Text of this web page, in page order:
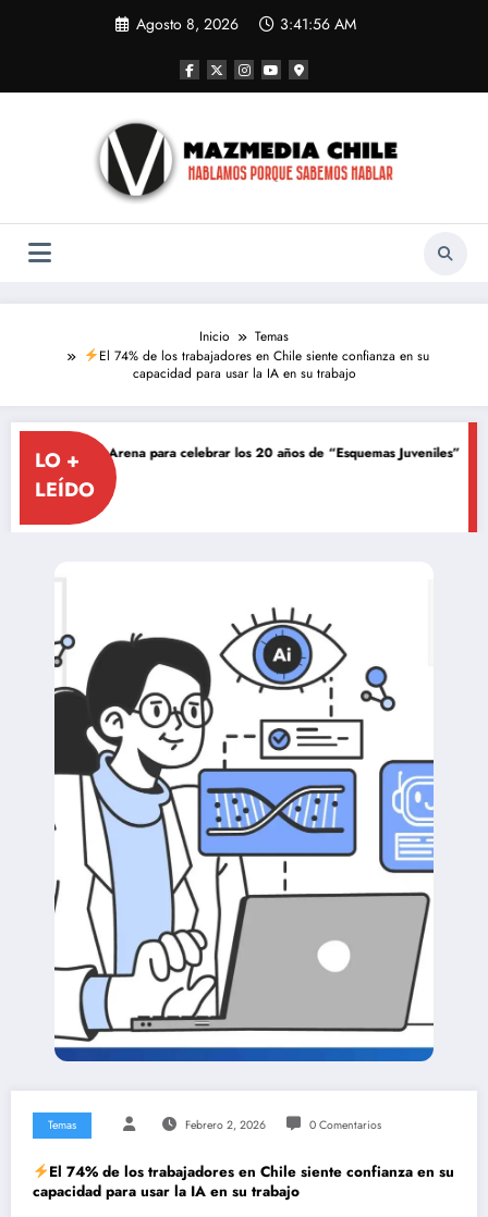
Agosto 8, 2026 3:41:57 AM
Inicio
Temas
El 74% de los trabajadores en Chile siente confianza en su
capacidad para usar la IA en su trabajo
LO +
LEÍDO
Arena para celebrar los 20 años de “Esquemas Juveniles” ¡La
Temas Febrero 2, 2026 0 Comentarios
El 74% de los trabajadores en Chile siente confianza en su
capacidad para usar la IA en su trabajo